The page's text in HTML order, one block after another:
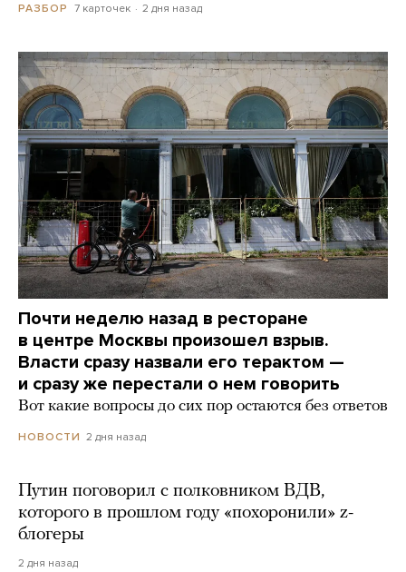
РАЗБОР 7 карточек 2 дня назад
Почти неделю назад в ресторане
в центре Москвы произошел взрыв.
Власти сразу назвали его терактом —
и сразу же перестали о нем говорить
Вот какие вопросы до сих пор остаются без ответов
НОВОСТИ 2 дня назад
Путин поговорил с полковником ВДВ,
которого в прошлом году «похоронили» z-
блогеры
2 дня назад